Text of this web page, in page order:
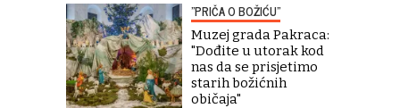
"PRIČA O BOŽIĆU"
Muzej grada Pakraca:
"Dođite u utorak kod
nas da se prisjetimo
starih božićnih
običaja"